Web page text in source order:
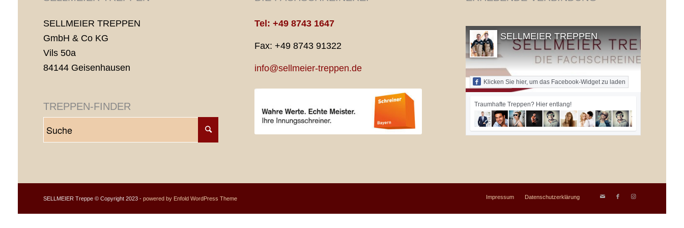
SELLMEIER TREPPEN
GmbH & Co KG
Vils 50a
84144 Geisenhausen
TREPPEN-FINDER
Tel: +49 8743 1647
Fax: +49 8743 91322
info@sellmeier-treppen.de
SELLMEIER TREPPEN
Klicken Sie hier, um das Facebook-Widget zu laden
Traumhafte Treppen? Hier entlang!
SELLMEIER Treppe © Copyright 2023 - powered by Enfold WordPress Theme Impressum Datenschutzerklärung